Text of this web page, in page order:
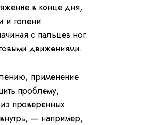
в конце дня,
и голени
с пальцев ног.
движениями.
применение
проблему,
проверенных
— например,